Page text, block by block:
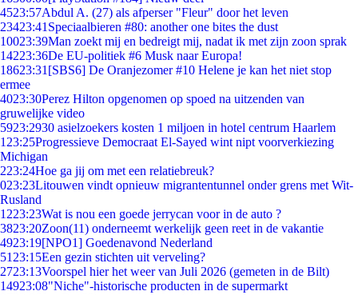
4523:57Abdul A. (27) als afperser "Fleur" door het leven
23423:41 Speciaalbieren #80: another one bites the dust
10023:39Man zoekt mij en bedreigt mij, nadat ik met zijn zoon sprak
14223:36De EU-politiek #6 Musk naar Europa!
18623:31 [SBS6] De Oranjezomer #10 Helene je kan het niet stop
ermee
4023:30Perez Hilton opgenomen op spoed na uitzenden van
gruwelijke video
5923:2930 asielzoekers kosten 1 miljoen in hotel centrum Haarlem
1 23:25Progressieve Democraat El-Sayed wint nipt voorverkiezing
Michigan
223:24Hoe ga jij om met een relatiebreuk?
023:23Litouwen vindt opnieuw migrantentunnel onder grens met Wit-
Rusland
1223:23Wat is nou een goede jerrycan voor in de auto ?
3823:20Zoon(11) onderneemt werkelijk geen reet in de vakantie
4923:19[NPO1] Goedenavond Nederland
51 23:15Een gezin stichten uit verveling?
2723:13Voorspel hier het weer van Juli 2026 (gemeten in de Bilt)
14923:08"Niche"-historische producten in de supermarkt